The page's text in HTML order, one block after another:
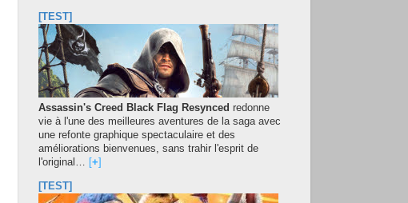
[TEST]
Assassin's Creed Black Flag Resynced redonne
vie à l'une des meilleures aventures de la saga avec
une refonte graphique spectaculaire et des
améliorations bienvenues, sans trahir l'esprit de
l'original…
+
[TEST]